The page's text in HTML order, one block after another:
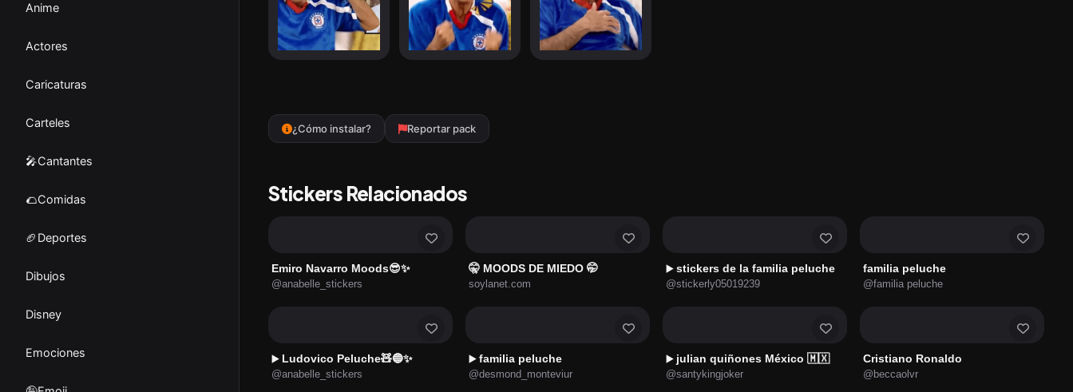
Anime
Actores
Caricaturas
Carteles
🎤Cantantes
🌮Comidas
🏈Deportes
Dibujos
Disney
Emociones
¿Cómo instalar? Reportar pack
Stickers Relacionados
Emiro Navarro Moods😎✨
@anabelle_stickers
🤫 MOODS DE MIEDO 🤭
soylanet.com
▶️ stickers de la familia peluche
@stickerly05019239
familia peluche
@familia peluche
▶️ Ludovico Peluche🧸🔵✨
@anabelle_stickers
▶️ familia peluche
@desmond_monteviur
▶️ julian quiñones México 🇲🇽
@santykingjoker
Cristiano Ronaldo
@beccaolvr